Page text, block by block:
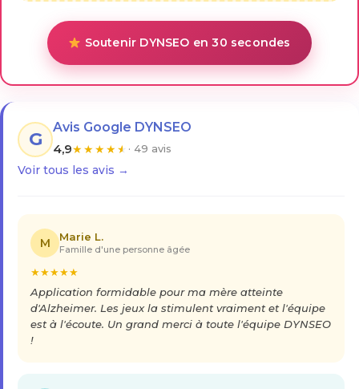
Soutenir DYNSEO en 30 secondes
G
Avis Google DYNSEO
4,9★★★★★ · 49 avis
Voir tous les avis →
M Marie L.
Famille d'une personne âgée
★★★★★
Application formidable pour ma mère atteinte
d'Alzheimer. Les jeux la stimulent vraiment et l'équipe
est à l'écoute. Un grand merci à toute l'équipe DYNSEO
!